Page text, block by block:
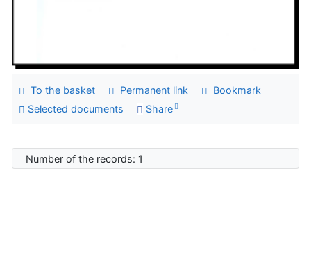
To the basket Permanent link
Bookmark
Selected documents
Share
Number of the records: 1